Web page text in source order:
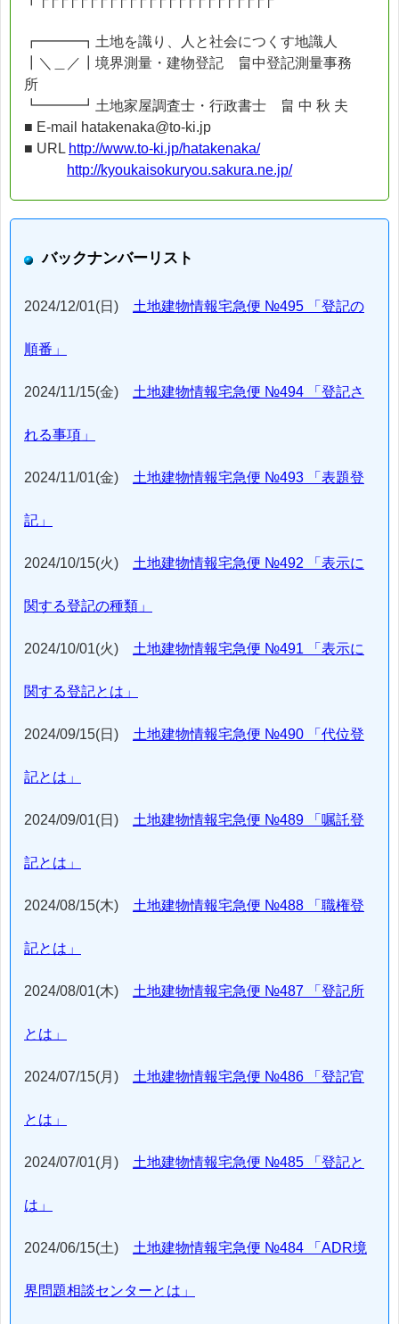
┏━━━┓土地を識り、人と社会につくす地識人
┃＼＿／┃境界測量・建物登記 畠中登記測量事務
所
┗━━━┛土地家屋調査士・行政書士 畠 中 秋 夫
■ E-mail hatakenaka@to-ki.jp
■ URL http://www.to-ki.jp/hatakenaka/
http://kyoukaisokuryou.sakura.ne.jp/
バックナンバーリスト
2024/12/01(日) 土地建物情報宅急便 №495 「登記の
順番」
2024/11/15(金) 土地建物情報宅急便 №494 「登記さ
れる事項」
2024/11/01(金) 土地建物情報宅急便 №493 「表題登
記」
2024/10/15(火) 土地建物情報宅急便 №492 「表示に
関する登記の種類」
2024/10/01(火) 土地建物情報宅急便 №491 「表示に
関する登記とは」
2024/09/15(日) 土地建物情報宅急便 №490 「代位登
記とは」
2024/09/01(日) 土地建物情報宅急便 №489 「嘱託登
記とは」
2024/08/15(木) 土地建物情報宅急便 №488 「職権登
記とは」
2024/08/01(木) 土地建物情報宅急便 №487 「登記所
とは」
2024/07/15(月) 土地建物情報宅急便 №486 「登記官
とは」
2024/07/01(月) 土地建物情報宅急便 №485 「登記と
は」
2024/06/15(土) 土地建物情報宅急便 №484 「ADR境
界問題相談センターとは」